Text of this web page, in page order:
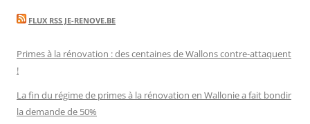
FLUX RSS JE-RENOVE.BE
Primes à la rénovation : des centaines de Wallons contre-attaquent
!
La fin du régime de primes à la rénovation en Wallonie a fait bondir
la demande de 50%